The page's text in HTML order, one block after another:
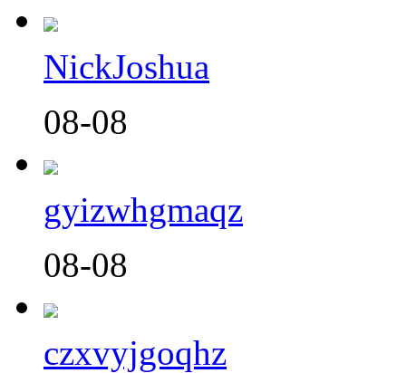
NickJoshua
08-08
gyizwhgmaqz
08-08
czxvyjgoqhz